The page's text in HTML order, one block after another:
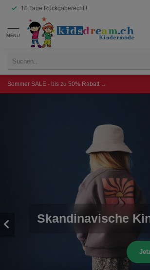
10 Tage Rückgaberecht !
MENU
Sommer SALE - bis zu 50% Rabatt →